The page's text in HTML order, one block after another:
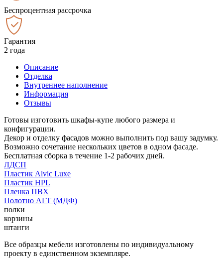
Беспроцентная рассрочка
Гарантия
2 года
Описание
Отделка
Внутреннее наполнение
Информация
Отзывы
Готовы изготовить шкафы-купе любого размера и
конфигурации.
Декор и отделку фасадов можно выполнить под вашу задумку.
Возможно сочетание нескольких цветов в одном фасаде.
Бесплатная сборка в течение 1-2 рабочих дней.
ЛДСП
Пластик Alvic Luxe
Пластик HPL
Пленка ПВХ
Полотно АГТ (МДФ)
полки
корзины
штанги
Все образцы мебели изготовлены по индивидуальному
проекту в единственном экземпляре.